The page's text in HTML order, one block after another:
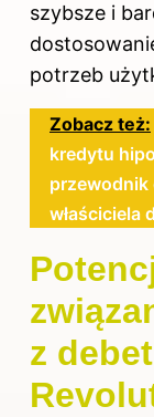
szybsze i
potrzeb
Zobacz też:
kredytu
przewodnik
właściciela
z